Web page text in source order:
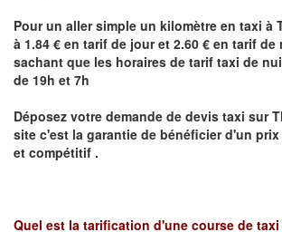
Pour un aller simple un kilomètre en taxi à
à 1.84 € en tarif de jour et 2.60 € en tarif de
sachant que les horaires de tarif taxi de
de 19h et 7h
Déposez votre demande de devis taxi sur
site c'est la garantie de bénéficier d'un
et compétitif .
Quel est la tarification d'une course de taxi